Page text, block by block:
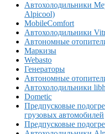
Автохолодильники
Alpicool)
MobileComfort
Автохолодильники
Автономные
Маркизы
Webasto
Генераторы
Автономные
Автохолодильники
Dometic
Предпусковые
грузовых автомобилей
Предпусковые